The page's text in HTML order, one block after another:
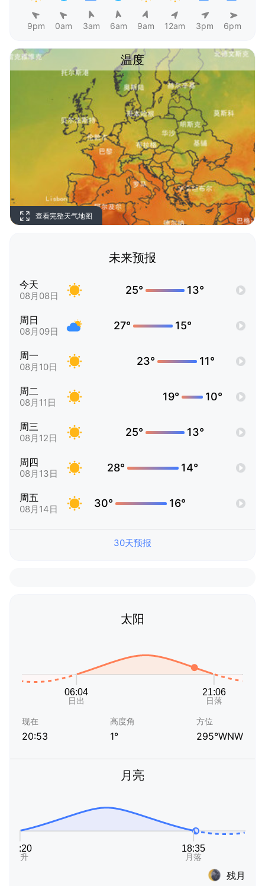
9pm 0am 3am 6am 9am 12am 3pm 6pm
温度
查看完整天气地图
未来预报
今天
08月08日 25° 13°
周日
08月09日 27° 15°
周一
08月10日 23° 11°
周二
08月11日 19° 10°
周三
08月12日 25° 13°
周四
08月13日 28° 14°
周五
08月14日 30° 16°
30天预报
太阳
现在
20:53
高度角
1°
方位
295°WNW
月亮
残月